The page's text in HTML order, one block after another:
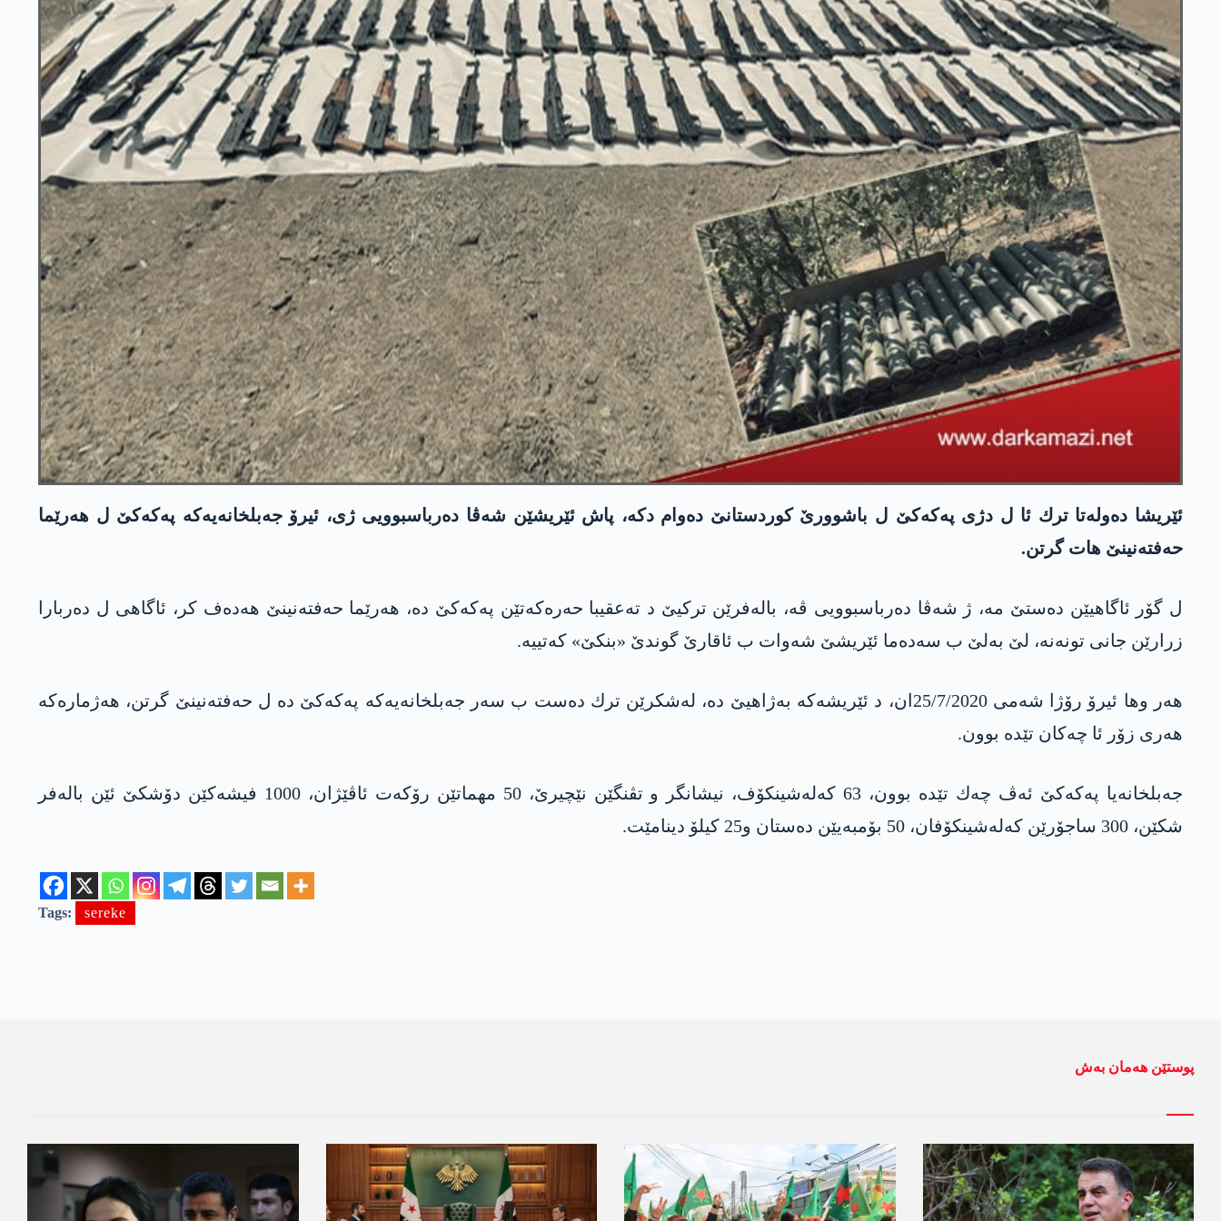
ئێریشا ده‌وله‌تا ترك ئا ل دژی په‌كه‌كێ ل باشوورێ كوردستانێ ده‌وام دكه‌، پاش ئێریشێن شه‌ڤا ده‌رباسبوویی ژی، ئیرۆ جه‌بلخانه‌یه‌كه‌ په‌كه‌كێ ل هه‌رێما
حه‌فته‌نینێ هات گرتن.
ل گۆر ئاگاهیێن ده‌ستێ مه‌، ژ شه‌ڤا ده‌رباسبوویی ڤه‌، باله‌فرێن تركیێ د ته‌عقیبا حه‌ره‌كه‌تێن په‌كه‌كێ ده‌، هه‌رێما حه‌فته‌نینێ هه‌ده‌ف كر، ئاگاهی ل ده‌ربارا
زرارێن جانی تونه‌نه‌، لێ به‌لێ ب سه‌ده‌ما ئێریشێ شه‌وات ب ئاقارێ گوندێ «بنکێ» كه‌تییه‌.
هه‌ر وها ئیرۆ رۆژا شه‌می 25/7/2020ان، د ئێریشه‌كه‌ به‌ژاهیێ ده‌، له‌شكرێن ترك ده‌ست ب سه‌ر جه‌بلخانه‌یه‌كه‌ په‌كه‌كێ ده‌ ل حه‌فته‌نینێ گرتن، هه‌ژماره‌كه‌
هه‌ری زۆر ئا چه‌كان تێده‌ بوون.
جه‌بلخانه‌یا په‌كه‌كێ ئه‌ڤ چه‌ك تێده‌ بوون، 63 کەلەشینکۆف، نیشانگر و تڤنگێن نێچیرێ، 50 مھماتێن رۆکەت ئاڤێژان، 1000 فیشەكێن دۆشکێ ئێن باله‌فر
شکێن، 300 ساجۆرێن کەلەشینکۆفان، 50 بۆمبەیێن دەستان و25 کیلۆ دینامێت.
Tags: sereke
پوستێن ھەمان بەش